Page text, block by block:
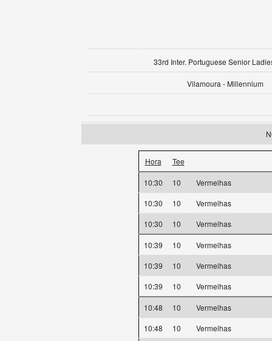
33rd Inter. Portuguese Senior
Vilamoura - Millennium
Hora Tee
10:30 10
Vermelhas
10:30
10
Vermelhas
10:30
10 Vermelhas
10:39 10
Vermelhas
10:39
10
Vermelhas
10:39
10 Vermelhas
10:48 10
Vermelhas
10:48
10
Vermelhas